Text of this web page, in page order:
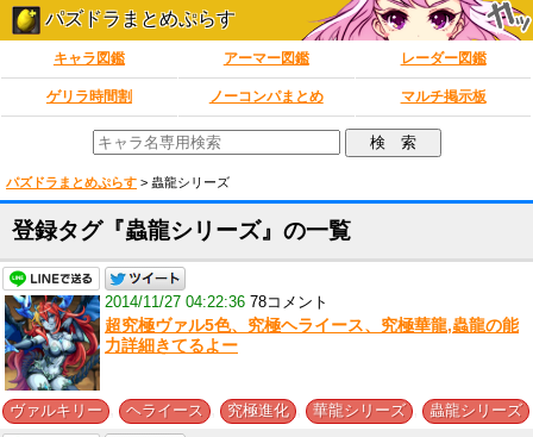
パズドラまとめぷらす
キャラ図鑑 アーマー図鑑 レーダー図鑑
ゲリラ時間割 ノーコンパまとめ マルチ掲示板
パズドラまとめぷらす > 蟲龍シリーズ
登録タグ『蟲龍シリーズ』の一覧
2014/11/27 04:22:36 78コメント
超究極ヴァル5色、究極ヘライース、究極華龍,蟲龍の能
力詳細きてるよー
ヴァルキリー ヘライース 究極進化 華龍シリーズ 蟲龍シリーズ